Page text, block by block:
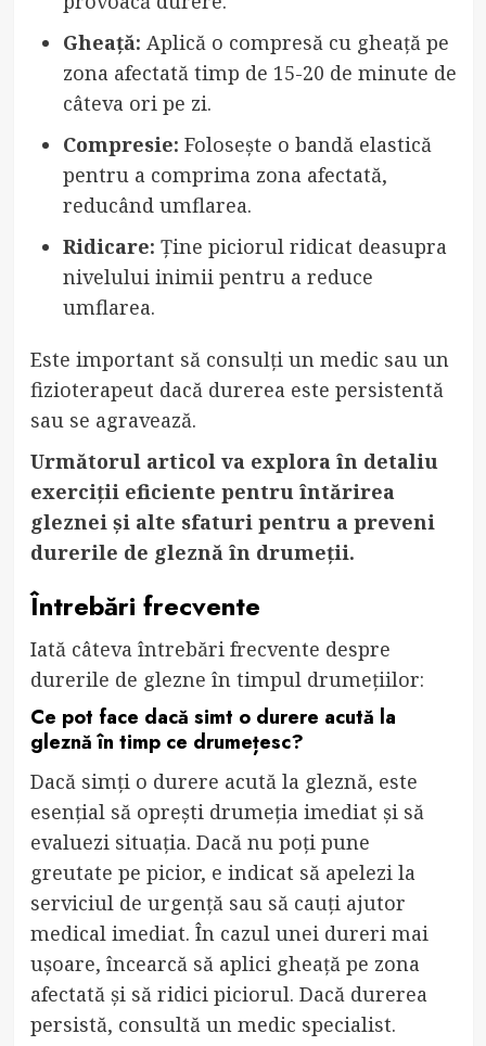
Gheață: Aplică o compresă cu gheață pe
zona afectată timp de 15-20 de minute de
câteva ori pe zi.
Compresie: Folosește o bandă elastică
pentru a comprima zona afectată,
reducând umflarea.
Ridicare: Ține piciorul ridicat deasupra
nivelului inimii pentru a reduce
umflarea.
Este important să consulți un medic sau un
fizioterapeut dacă durerea este persistentă
sau se agravează.
Următorul articol va explora în detaliu
exerciții eficiente pentru întărirea
gleznei și alte sfaturi pentru a preveni
durerile de gleznă în drumeții.
Întrebări frecvente
Iată câteva întrebări frecvente despre
durerile de glezne în timpul drumețiilor:
Ce pot face dacă simt o durere acută la
gleznă în timp ce drumețesc?
Dacă simți o durere acută la gleznă, este
esențial să oprești drumeția imediat și să
evaluezi situația. Dacă nu poți pune
greutate pe picior, e indicat să apelezi la
serviciul de urgență sau să cauți ajutor
medical imediat. În cazul unei dureri mai
ușoare, încearcă să aplici gheață pe zona
afectată și să ridici piciorul. Dacă durerea
persistă, consultă un medic specialist.